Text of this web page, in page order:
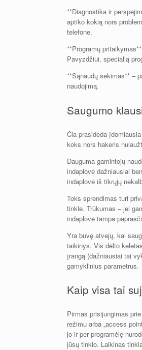
**Diagnostika ir
aptiko kokią nors
telefone.
**Programų
Pavyzdžiui, specialią
**Sąnaudų sekimas** –
naudojimą.
Saugumo
Čia prasideda
koks nors hakeris
Dauguma gamintojų
indaplovė dažniausiai
indaplovė iš tikrųjų
Toks sprendimas turi
tinkle. Trūkumas – jei
indaplovė tampa
Yra buvę atvejų, kai
taikinys. Vis dėlto
įrangą (dažniausiai tai
gamyklinius parametrus.
Kaip visa tai
Pirmas prisijungimas
režimu arba „access
jo ir per programėlę
jūsų tinklo. Laikinas